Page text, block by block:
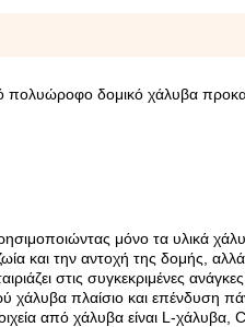
πολυώροφο δομικό χάλυβα
μόνο τα υλικά
και την αντοχή της δομής,
στις συγκεκριμένες
χάλυβα πλαίσιο και επένδυση
από χάλυβα είναι L-